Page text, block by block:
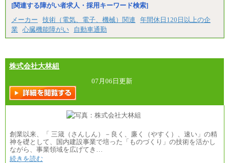
※試用期間中の給与に変更はありません。
ます。
[関連する障がい者求人・採用キーワード検索]
メーカー
技術（電気、電子、機械）関連
年間休日120日以上の企
業
心臓機能障がい 自動車通勤
株式会社大林組
07月06日更新
創業以来、「 三箴（さんしん）－良く、廉く（やすく）、速い」の精
神を礎として、国内建設事業で培った「ものづくり」の技術を活かし
ながら、事業領域を広げてき…
続きを読む